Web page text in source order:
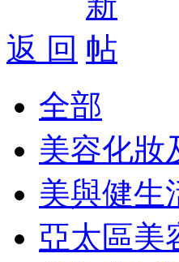
返 回
全部
美容化妝
美與健生
亞太區美